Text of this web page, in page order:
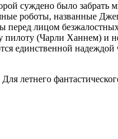
суждено было
роботы, названные
лицом
(Чарли Ханнем) и
единственной
летнего